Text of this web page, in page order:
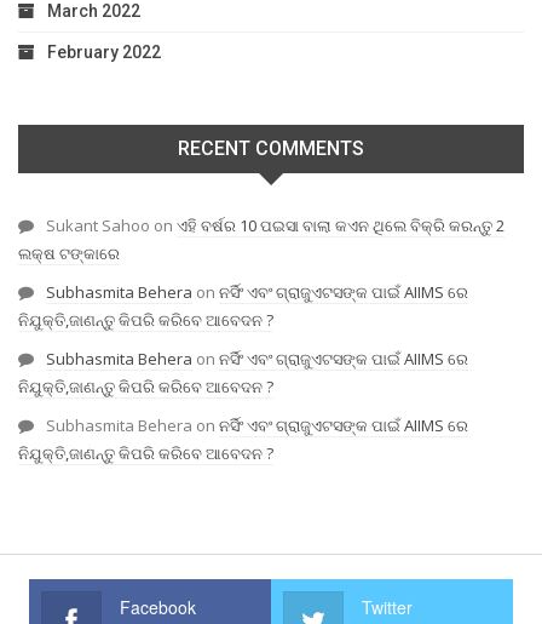
March 2022
February 2022
RECENT COMMENTS
Sukant Sahoo on ଏହି ବର୍ଷର 10 ପଇସା ବାଲା କଏନ ଥିଲେ ବିକ୍ରି କରନ୍ତୁ 2
ଲକ୍ଷ ଟଙ୍କାରେ
Subhasmita Behera on ନର୍ସିଂ ଏବଂ ଗ୍ରାଜୁଏଟସଙ୍କ ପାଇଁ AIIMS ରେ
ନିଯୁକ୍ତି,ଜାଣନ୍ତୁ କିପରି କରିବେ ଆବେଦନ ?
Subhasmita Behera on ନର୍ସିଂ ଏବଂ ଗ୍ରାଜୁଏଟସଙ୍କ ପାଇଁ AIIMS ରେ
ନିଯୁକ୍ତି,ଜାଣନ୍ତୁ କିପରି କରିବେ ଆବେଦନ ?
Subhasmita Behera on ନର୍ସିଂ ଏବଂ ଗ୍ରାଜୁଏଟସଙ୍କ ପାଇଁ AIIMS ରେ
ନିଯୁକ୍ତି,ଜାଣନ୍ତୁ କିପରି କରିବେ ଆବେଦନ ?
Facebook Twitter